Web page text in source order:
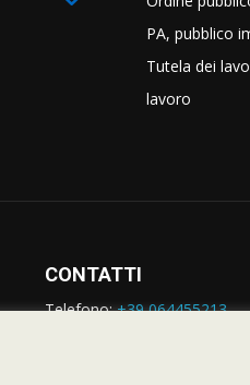
PA, pubblico
Tutela dei
lavoro
CONTATTI
Telefono:+39 064455213